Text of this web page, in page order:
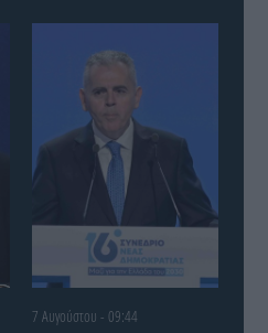
7 Αυγούστου - 09:44